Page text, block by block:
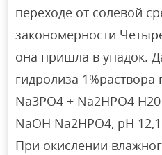
переходе от солевой
закономерности
она пришла в упадок.
гидролиза
Na3PO4 + Na2HPO4
NaOH Na2HPO4, pH
При окислении